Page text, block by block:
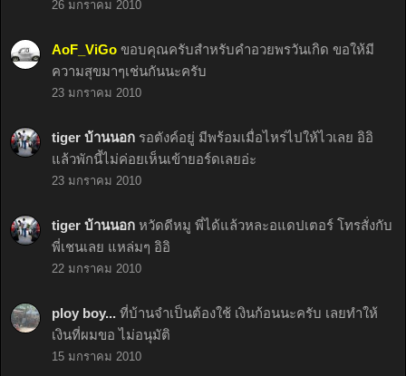
26 มกราคม 2010
AoF_ViGo ขอบคุณครับสำหรับคำอวยพรวันเกิด ขอให้มี
ความสุขมาๆเช่นกันนะครับ
23 มกราคม 2010
tiger บ้านนอก รอตังค์อยู่ มีพร้อมเมื่อไหร่ไปให้ไวเลย อิอิ
แล้วพักนี้ไม่ค่อยเห็นเข้ายอร์ดเลยอ่ะ
23 มกราคม 2010
tiger บ้านนอก หวัดดีหมู พี่ได้แล้วหละอแดปเตอร์ โทรสั่งกับ
พี่เชนเลย แหล่มๆ อิอิ
22 มกราคม 2010
ploy boy... ที่บ้านจำเป็นต้องใช้ เงินก้อนนะครับ เลยทำให้
เงินที่ผมขอ ไม่อนุมัติ
15 มกราคม 2010